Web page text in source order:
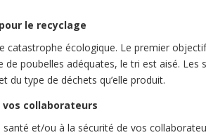
le recyclage
catastrophe écologique. Le premier
de poubelles adéquates, le tri est aisé.
du type de déchets qu’elle produit.
collaborateurs
et/ou à la sécurité de vos